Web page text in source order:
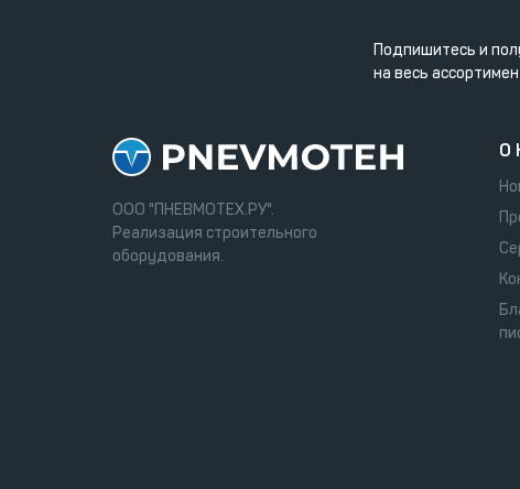
Подпишитесь и
на весь
ООО "ПНЕВМОТЕХ.РУ".
Реализация строительного
оборудования.
О